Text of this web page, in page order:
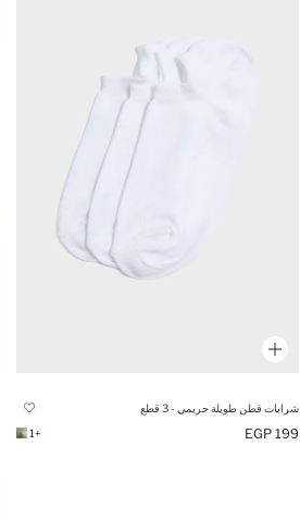
شرابات قطن طويلة حريمي - 3 قطع
199 EGP
+1